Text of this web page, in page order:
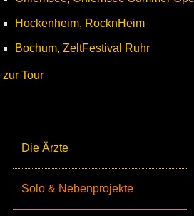
Die Ärzte
Solo & Nebenprojekte
Hockenheim, RocknHeim
Bochum, ZeltFestival Ruhr
zur Tour